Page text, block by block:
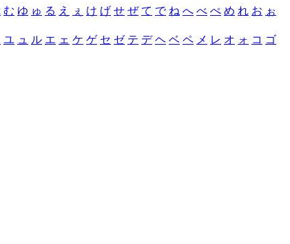
む ゆ ゅ る え ぇ け げ せ ぜ て で ね へ べ ぺ め れ お ぉ
ユ ュ ル エ ェ ケ ゲ セ ゼ テ デ ヘ ベ ペ メ レ オ ォ コ ゴ